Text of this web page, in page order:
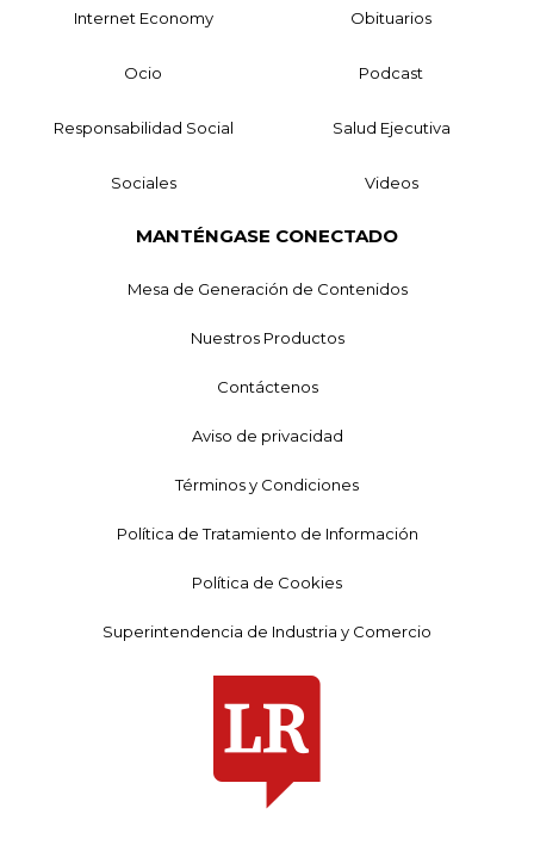
Internet Economy Obituarios
Ocio Podcast
Responsabilidad Social Salud Ejecutiva
Sociales Videos
MANTÉNGASE CONECTADO
Mesa de Generación de Contenidos
Nuestros Productos
Contáctenos
Aviso de privacidad
Términos y Condiciones
Política de Tratamiento de Información
Política de Cookies
Superintendencia de Industria y Comercio